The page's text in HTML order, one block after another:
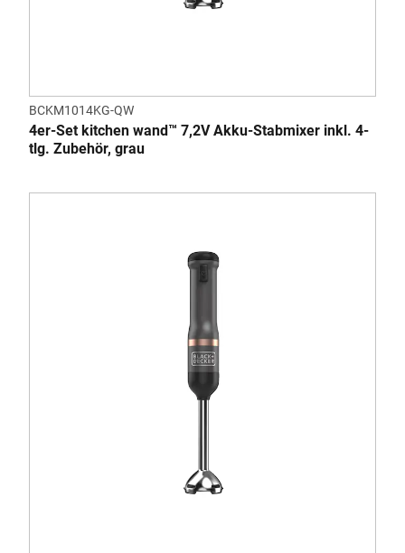
BCKM1014KG-QW
4er-Set kitchen wand™ 7,2V Akku-Stabmixer inkl. 4-
tlg. Zubehör, grau